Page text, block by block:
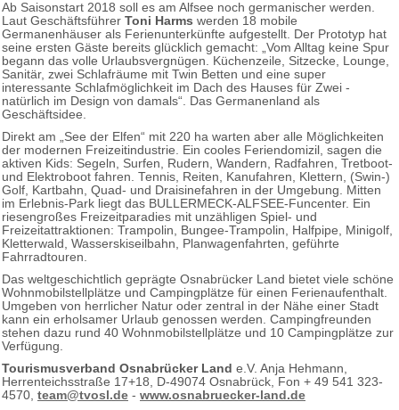
Ab Saisonstart 2018 soll es am Alfsee noch germanischer werden.
Laut Geschäftsführer Toni Harms werden 18 mobile
Germanenhäuser als Ferienunterkünfte aufgestellt. Der Prototyp hat
seine ersten Gäste bereits glücklich gemacht: „Vom Alltag keine Spur
begann das volle Urlaubsvergnügen. Küchenzeile, Sitzecke, Lounge,
Sanitär, zwei Schlafräume mit Twin Betten und eine super
interessante Schlafmöglichkeit im Dach des Hauses für Zwei -
natürlich im Design von damals“. Das Germanenland als
Geschäftsidee.
Direkt am „See der Elfen“ mit 220 ha warten aber alle Möglichkeiten
der modernen Freizeitindustrie. Ein cooles Feriendomizil, sagen die
aktiven Kids: Segeln, Surfen, Rudern, Wandern, Radfahren, Tretboot-
und Elektroboot fahren. Tennis, Reiten, Kanufahren, Klettern, (Swin-)
Golf, Kartbahn, Quad- und Draisinefahren in der Umgebung. Mitten
im Erlebnis-Park liegt das BULLERMECK-ALFSEE-Funcenter. Ein
riesengroßes Freizeitparadies mit unzähligen Spiel- und
Freizeitattraktionen: Trampolin, Bungee-Trampolin, Halfpipe, Minigolf,
Kletterwald, Wasserskiseilbahn, Planwagenfahrten, geführte
Fahrradtouren.
Das weltgeschichtlich geprägte Osnabrücker Land bietet viele schöne
Wohnmobilstellplätze und Campingplätze für einen Ferienaufenthalt.
Umgeben von herrlicher Natur oder zentral in der Nähe einer Stadt
kann ein erholsamer Urlaub genossen werden. Campingfreunden
stehen dazu rund 40 Wohnmobilstellplätze und 10 Campingplätze zur
Verfügung.
Tourismusverband Osnabrücker Land e.V. Anja Hehmann,
Herrenteichsstraße 17+18, D-49074 Osnabrück, Fon + 49 541 323-
4570, team@tvosl.de - www.osnabruecker-land.de